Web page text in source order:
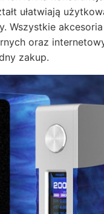
ułatwiają
Wszystkie
oraz
zakup.